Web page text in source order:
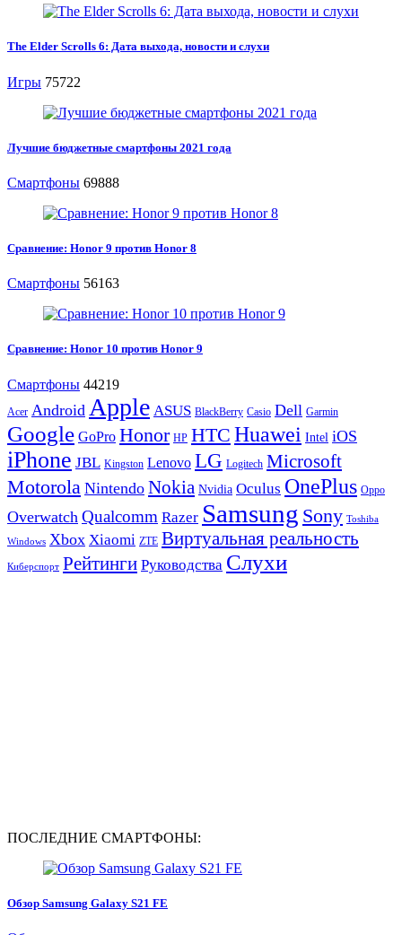
The Elder Scrolls 6: Дата выхода, новости и слухи
Игры 75722
Лучшие бюджетные смартфоны 2021 года
Смартфоны 69888
Сравнение: Honor 9 против Honor 8
Смартфоны 56163
Сравнение: Honor 10 против Honor 9
Смартфоны 44219
Acer Android Apple ASUS BlackBerry Casio Dell Garmin
Google GoPro Honor HP HTC Huawei Intel iOS
iPhone JBL Kingston Lenovo LG Logitech Microsoft
Motorola Nintendo Nokia Nvidia Oculus OnePlus Oppo
Overwatch Qualcomm Razer Samsung Sony Toshiba
Windows Xbox Xiaomi ZTE Виртуальная реальность
Киберспорт Рейтинги Руководства Слухи
ПОСЛЕДНИЕ СМАРТФОНЫ:
Обзор Samsung Galaxy S21 FE